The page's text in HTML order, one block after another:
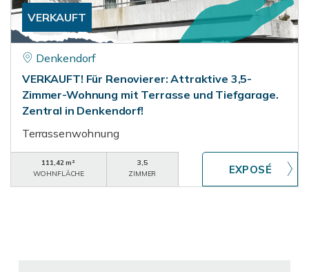
VERKAUFT
Denkendorf
VERKAUFT! Für Renovierer: Attraktive 3,5-
Zimmer-Wohnung mit Terrasse und Tiefgarage.
Zentral in Denkendorf!
Terrassenwohnung
111,42 m²
WOHNFLÄCHE
3,5
ZIMMER